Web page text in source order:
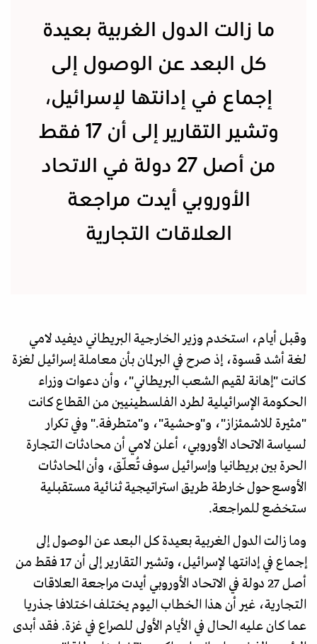
ما زالت الدول الغربية بعيدة
كل البعد عن الوصول إلى
إجماع في إدانتها لإسرائيل،
وتشير التقارير إلى أن 17 فقط
من أصل 27 دولة في الاتحاد
الأوروبي أيدت مراجعة
العلاقات التجارية
وقبل أيام، استخدم وزير الخارجية البريطاني ديفيد لامي
لغة أشد قسوة، إذ صرح في البرلمان بأن معاملة إسرائيل لغزة
كانت "إهانة لقيم الشعب البريطاني"، وأن دعوات وزراء
الحكومة الإسرائيلية لطرد الفلسطينيين من القطاع كانت
"مثيرة للاشمئزاز"، و"وحشية"، و"متطرفة." وفي تكرار
لسياسة الاتحاد الأوروبي، أعلن لامي أن محادثات التجارة
الحرة بين بريطانيا وإسرائيل سوف تُعلّق، وأن المحادثات
الأوسع حول خارطة طريق استراتيجية ثنائية مستقبلية
ستخضع للمراجعة.
وما زالت الدول الغربية بعيدة كل البعد عن الوصول إلى
إجماع في إدانتها لإسرائيل، وتشير التقارير إلى أن 17 فقط من
أصل 27 دولة في الاتحاد الأوروبي أيدت مراجعة العلاقات
التجارية، غير أن هذا الخطاب اليوم يختلف اختلافا جذريا
عما كان عليه الحال في الأيام الأولى للصراع في غزة. فقد أبدى